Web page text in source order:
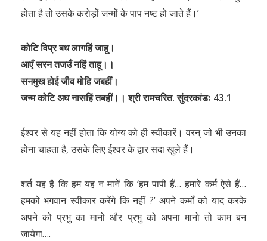
होता है तो उसके करोड़ों जन्मों के पाप नष्ट हो जाते हैं।’
कोटि विप्र बध लागहिं जाहू।
आएँ सरन तजउँ नहिं ताहू।।
सनमुख होई जीव मोहि जबहीं।
जन्म कोटि अघ नासहिं तबहीं।। श्री रामचरित. सुंदरकांडः 43.1
ईश्वर से यह नहीं होता कि योग्य को ही स्वीकारें। वरन् जो भी उनका
होना चाहता है, उसके लिए ईश्वर के द्वार सदा खुले हैं।
शर्त यह है कि हम यह न मानें कि ‘हम पापी हैं… हमारे कर्म ऐसे हैं…
हमको भगवान स्वीकार करेंगे कि नहीं ?’ अपने कर्मों को याद करके
अपने को प्रभु का मानो और प्रभु को अपना मानो तो काम बन
जायेगा….